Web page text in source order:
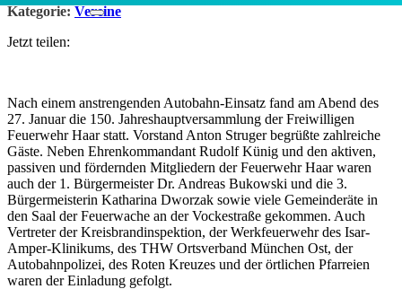
Kategorie: Vereine
Jetzt teilen:
Nach einem anstrengenden Autobahn-Einsatz fand am Abend des
27. Januar die 150. Jahreshauptversammlung der Freiwilligen
Feuerwehr Haar statt. Vorstand Anton Struger begrüßte zahlreiche
Gäste. Neben Ehrenkommandant Rudolf Künig und den aktiven,
passiven und fördernden Mitgliedern der Feuerwehr Haar waren
auch der 1. Bürgermeister Dr. Andreas Bukowski und die 3.
Bürgermeisterin Katharina Dworzak sowie viele Gemeinderäte in
den Saal der Feuerwache an der Vockestraße gekommen. Auch
Vertreter der Kreisbrandinspektion, der Werkfeuerwehr des Isar-
Amper-Klinikums, des THW Ortsverband München Ost, der
Autobahnpolizei, des Roten Kreuzes und der örtlichen Pfarreien
waren der Einladung gefolgt.